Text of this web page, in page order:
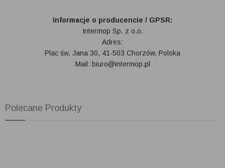
Informacje o producencie / GPSR:
Intermop Sp. z o.o.
Adres:
Plac św. Jana 30, 41-503 Chorzów, Polska
Mail: biuro@intermop.pl
Polecane Produkty